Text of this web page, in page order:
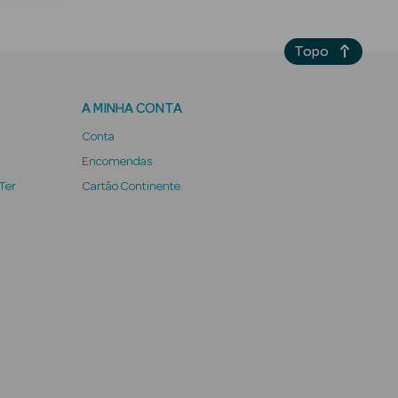
A MINHA CONTA
Conta
Encomendas
Cartão Continente
Topo